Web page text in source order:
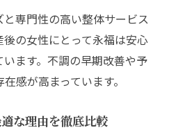
・腰痛改善に整体が有効
痛に強い産前産後整体の
産前産後整体を活用する
専門性の高い整体サービス
の女性にとって永福は安心
ます。不調の早期改善や予
感が高まっています。
な理由を徹底比較